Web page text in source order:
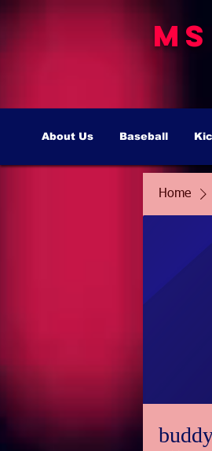
About Us Baseball
Home